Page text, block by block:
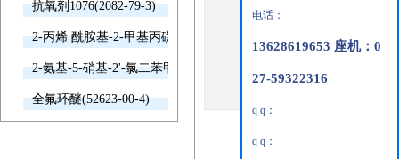
抗氧剂1076(2082-79-3)
2-丙烯 酰胺基-2-甲基丙磺酸(15214-89-8)
2-氨基-5-硝基-2'-氯二苯甲酮(2011-66-7)
全氟环醚(52623-00-4)
电话：
13628619653 座机：0
27-59322316
q q：
q q：